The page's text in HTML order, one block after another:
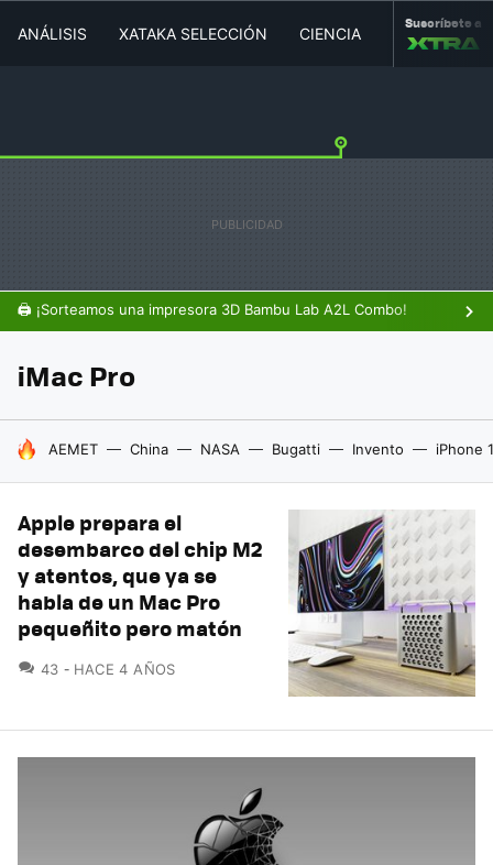
ANÁLISIS XATAKA SELECCIÓN CIENCIA MOVILIDAD
Suscríbete a
🖨️ ¡Sorteamos una impresora 3D Bambu Lab A2L Combo!
iMac Pro
HOY SE HABLA DE
AEMET China NASA Bugatti Invento iPhone
Apple prepara el
desembarco del chip M2
y atentos, que ya se
habla de un Mac Pro
pequeñito pero matón
43 COMENTARIOS
HACE 4 AÑOS